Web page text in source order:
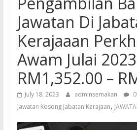
Jawatan Di
Kerajaaan
Awam Julai
RM1,352.00 –
July 18, 2023 adminsemakan
Jawatan Kosong Jabatan Kerajaan,